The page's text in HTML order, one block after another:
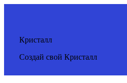
Кристалл
Создай свой Кристалл